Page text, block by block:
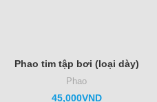
Phao tim tập bơi (loại dày)
Phao
45,000VND